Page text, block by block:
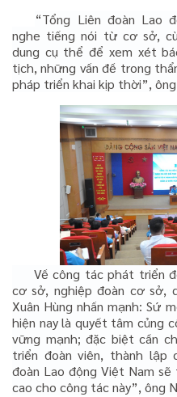
“Tổng Liên đoàn Lao
nghe tiếng nói từ cơ sở,
dung cụ thể để xem xét
tịch, những vấn đề trong
pháp triển khai kịp thời”, ông
Về công tác phát triển
cơ sở, nghiệp đoàn cơ sở,
Xuân Hùng nhấn mạnh: Sứ
hiện nay là quyết tâm củng
vững mạnh; đặc biệt cần
triển đoàn viên, thành lập
đoàn Lao động Việt Nam
cao cho công tác này”, ông